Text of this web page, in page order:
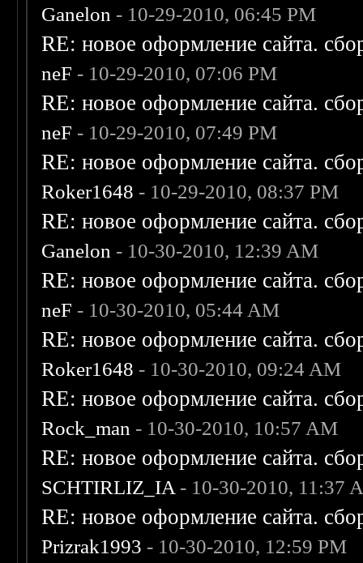
Ganelon - 10-29-2010, 06:45 PM
RE: новое оформление сайта.
neF - 10-29-2010, 07:06 PM
RE: новое оформление сайта.
neF - 10-29-2010, 07:49 PM
RE: новое оформление сайта.
Roker1648 - 10-29-2010, 08:37 PM
RE: новое оформление сайта.
Ganelon - 10-30-2010, 12:39 AM
RE: новое оформление сайта.
neF - 10-30-2010, 05:44 AM
RE: новое оформление сайта.
Roker1648 - 10-30-2010, 09:24 AM
RE: новое оформление сайта.
Rock_man - 10-30-2010, 10:57 AM
RE: новое оформление сайта.
SCHTIRLIZ_IA - 10-30-2010, 11:37
RE: новое оформление сайта.
Prizrak1993 - 10-30-2010, 12:59 PM